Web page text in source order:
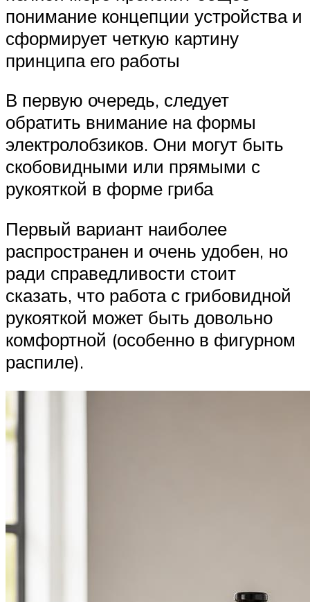
понимание концепции устройства и
сформирует четкую картину
принципа его работы
В первую очередь, следует
обратить внимание на формы
электролобзиков. Они могут быть
скобовидными или прямыми с
рукояткой в форме гриба
Первый вариант наиболее
распространен и очень удобен, но
ради справедливости стоит
сказать, что работа с грибовидной
рукояткой может быть довольно
комфортной (особенно в фигурном
распиле).